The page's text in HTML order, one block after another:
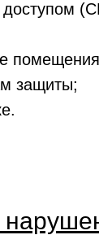
доступом
защиты;